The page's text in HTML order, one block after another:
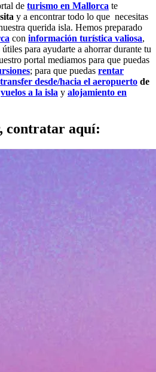
de turismo en Mallorca te
y a encontrar todo lo que necesitas
querida isla. Hemos preparado
con información turística valiosa,
para ayudarte a ahorrar durante tu
portal mediamos para que puedas
; para que puedas rentar
transfer desde/hacia el aeropuerto de
vuelos a la isla y alojamiento en
contratar aquí: